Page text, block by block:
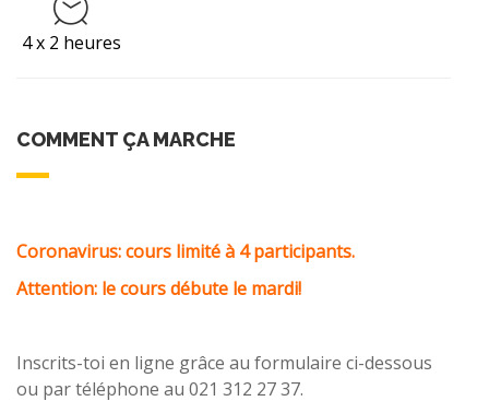
4 x 2 heures
COMMENT ÇA MARCHE
Coronavirus: cours limité à 4 participants.
Attention: le cours débute le mardi!
Inscrits-toi en ligne grâce au formulaire ci-dessous
ou par téléphone au 021 312 27 37.